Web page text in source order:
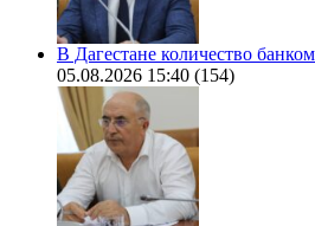
В Дагестане количество
05.08.2026 15:40 (154)